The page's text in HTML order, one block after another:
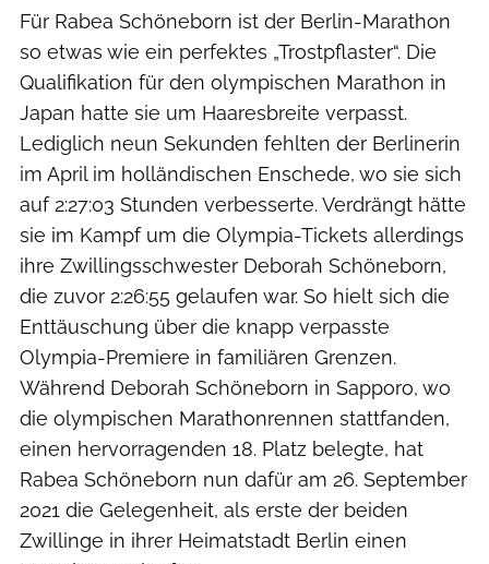
Für Rabea Schöneborn ist der Berlin-Marathon
so etwas wie ein perfektes „Trostpflaster“. Die
Qualifikation für den olympischen Marathon in
Japan hatte sie um Haaresbreite verpasst.
Lediglich neun Sekunden fehlten der Berlinerin
im April im holländischen Enschede, wo sie sich
auf 2:27:03 Stunden verbesserte. Verdrängt hätte
sie im Kampf um die Olympia-Tickets allerdings
ihre Zwillingsschwester Deborah Schöneborn,
die zuvor 2:26:55 gelaufen war. So hielt sich die
Enttäuschung über die knapp verpasste
Olympia-Premiere in familiären Grenzen.
Während Deborah Schöneborn in Sapporo, wo
die olympischen Marathonrennen stattfanden,
einen hervorragenden 18. Platz belegte, hat
Rabea Schöneborn nun dafür am 26. September
2021 die Gelegenheit, als erste der beiden
Zwillinge in ihrer Heimatstadt Berlin einen